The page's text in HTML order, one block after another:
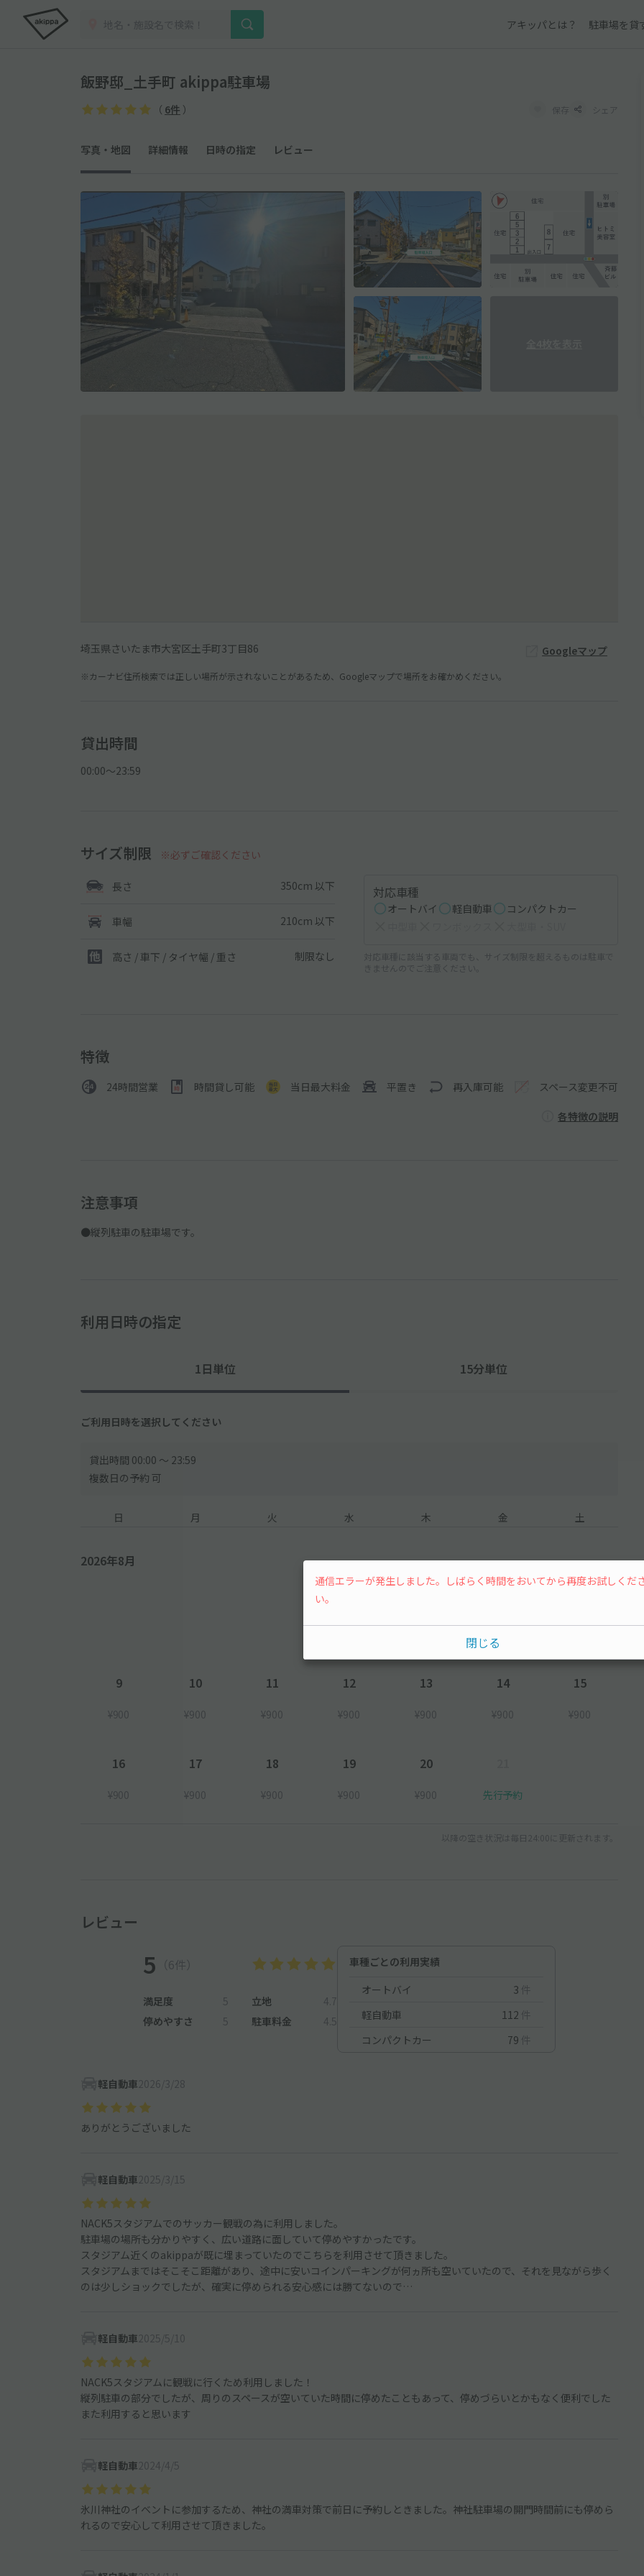
アキッパとは？ 駐車場を貸
飯野邸_土手町 akippa駐車場
（ 6件 ） 保存 シェア
写真・地図 詳細情報 日時の指定 レビュー
埼玉県さいたま市大宮区土手町3丁目86 Googleマップ
※カーナビ住所検索では正しい場所が示されないことがあるため、Googleマップで場所をお確かめください。
貸出時間
00:00〜23:59
サイズ制限 ※必ずご確認ください
長さ 350cm 以下
車幅 210cm 以下
高さ / 車下 / タイヤ幅 / 重さ 制限なし
対応車種
オートバイ 軽自動車
コンパクトカー
対応車種に該当する車両でも、サイズ制限を超えるものは駐車で
きませんのでご注意ください。
特徴
24時間営業 時間貸し可能 当日最大料金 平置き 再入庫可能 スペース変更不可
各特徴の説明
注意事項
●縦列駐車の駐車場です。
利用日時の指定
1日単位 15分単位
ご利用日時を選択してください
貸出時間 00:00 〜 23:59
複数日の予約 可
日 月 火 水 木 金 土
2026年8月
9
¥900
10
¥900
11
¥900
12
¥900
13
¥900
14
¥900
15
¥900
16
¥900
17
¥900
18
¥900
19
¥900
20
¥900 先行予約
以降の空き状況は毎日24:00に更新されます。
レビュー
5 （6件）
満足度 5 立地
4.7
停めやすさ
5 駐車料金 4.5
車種ごとの利用実績
オートバイ
3 件
軽自動車
112 件
コンパクトカー
79 件
軽自動車2026/3/28
ありがとうございました
軽自動車2025/3/15
NACK5スタジアムでのサッカー観戦の為に利用しました。
駐車場の場所も分かりやすく、広い道路に面していて停めやすかったです。
スタジアム近くのakippaが既に埋まっていたのでこちらを利用させて頂きました。
スタジアムまではそこそこ距離があり、途中に安いコインパーキングが何ヵ所も空いていたので、それを見ながら歩く
のは少しショックでしたが、確実に停められる安心感には勝てないので…
軽自動車2025/5/10
NACK5スタジアムに観戦に行くため利用しました！
縦列駐車の部分でしたが、周りのスペースが空いていた時間に停めたこともあって、停めづらいとかもなく便利でした
また利用すると思います
軽自動車2024/4/5
氷川神社のイベントに参加するため、神社の満車対策で前日に予約しときました。神社駐車場の開門時間前にも停めら
れるので安心して利用させて頂きました。
通信エラーが発生しました。しばらく時間をおいてから再度お試しくだ
い。
閉じる